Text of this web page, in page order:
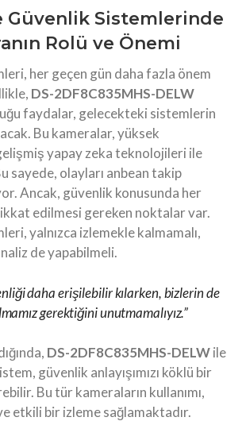
Güvenlik Sistemlerinde
Rolü ve Önemi
her geçen gün daha fazla önem
DS-2DF8C835MHS-DELW
faydalar, gelecekteki sistemlerin
Bu kameralar, yüksek
yapay zeka teknolojileri ile
sayede, olayları anbean takip
Ancak, güvenlik konusunda her
edilmesi gereken noktalar var.
yalnızca izlemekle kalmamalı,
de yapabilmeli.
daha erişilebilir kılarken, bizlerin de
gerektiğini unutmamalıyız.”
DS-2DF8C835MHS-DELWile
güvenlik anlayışımızı köklü bir
Bu tür kameraların kullanımı,
etkili bir izleme sağlamaktadır.